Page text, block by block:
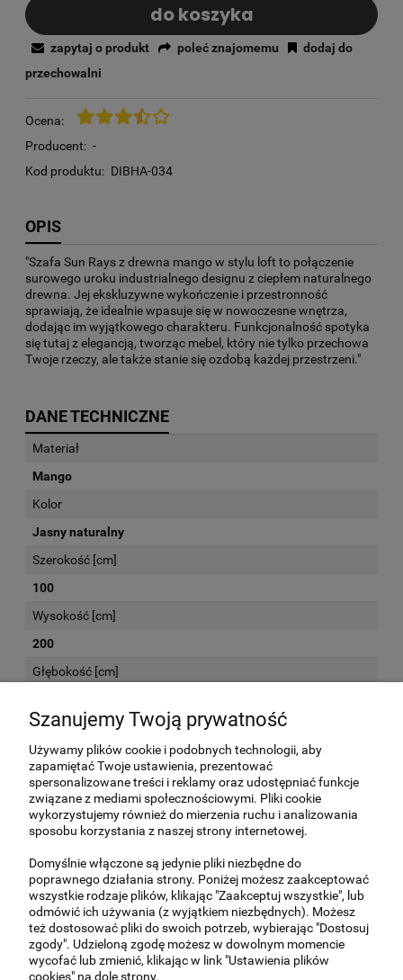
do koszyka
Ocena:
Producent: -
Kod produktu: DIBHA-034
zapytaj o produkt poleć znajomemu
dodaj do
przechowalni
OPIS
"Szafa Sun Rays z drewna mango w stylu loft to połączenie
surowego uroku industrialnego designu z ciepłem naturalnego
drewna. Jej ekskluzywne wykończenie i przestronność
sprawiają, że idealnie wpasuje się w nowoczesne wnętrza,
dodając im wyjątkowego charakteru. Funkcjonalność spotyka
się tutaj z elegancją, tworząc mebel, który nie tylko przechowa
Twoje rzeczy, ale także stanie się ozdobą każdej przestrzeni."
DANE TECHNICZNE
Materiał
Mango
Kolor
Jasny naturalny
Szerokość [cm]
100
Wysokość [cm]
200
Głębokość [cm]
KOSZTY DOSTAWY
Kurier -(meble przed wysyłką są sprawdzane
i odpowiednio zabezpieczone. Koszt wysyłki
kurierskiej nie obejmuje wniesienia na piętro
kg.)
160,00 zł
Okolice Warszawy i z podnośnikiem (150,00-
300,00)(UWAGA - Ceny indywidualne,
prosimy o kontakt )
200,00 zł
Odbiór osobisty -(Al Krakowska 37, Janki 05-
Szanujemy Twoją prywatność
Używamy plików cookie i podobnych technologii, aby
zapamiętać Twoje ustawienia, prezentować
spersonalizowane treści i reklamy oraz udostępniać funkcje
związane z mediami społecznościowymi. Pliki cookie
wykorzystujemy również do mierzenia ruchu i analizowania
sposobu korzystania z naszej strony internetowej.
Domyślnie włączone są jedynie pliki niezbędne do
poprawnego działania strony. Poniżej możesz zaakceptować
wszystkie rodzaje plików, klikając "Zaakceptuj wszystkie", lub
odmówić ich używania (z wyjątkiem niezbędnych). Możesz
też dostosować pliki do swoich potrzeb, wybierając "Dostosuj
zgody". Udzieloną zgodę możesz w dowolnym momencie
wycofać lub zmienić, klikając w link "Ustawienia plików
cookies" na dole strony.